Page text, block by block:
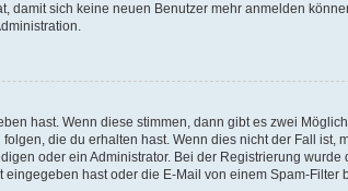
sich keine neuen Benutzer mehr anmelden
hast. Wenn diese stimmen, dann gibt es zwei
die du erhalten hast. Wenn dies nicht der Fall
oder ein Administrator. Bei der Registrierung
hast oder die E-Mail von einem Spam-